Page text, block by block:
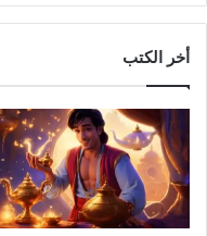
أخر الكتب